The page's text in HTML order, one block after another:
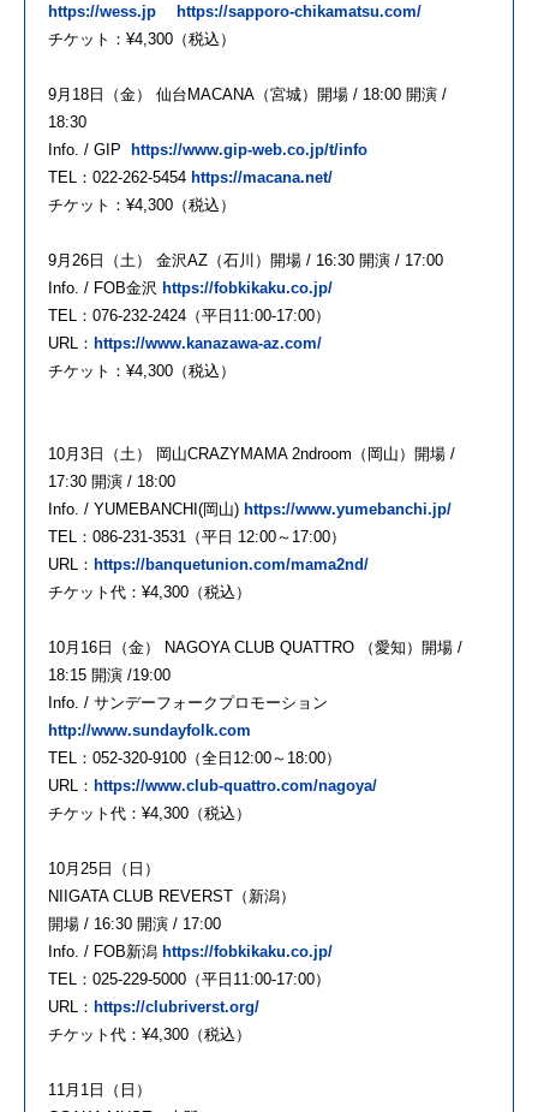
https://wess.jp
https://sapporo-chikamatsu.com/
チケット：¥4,300（税込）
9月18日（金） 仙台MACANA（宮城）開場 / 18:00 開演 /
18:30
Info. / GIP https://www.gip-web.co.jp/t/info
TEL：022-262-5454 https://macana.net/
チケット：¥4,300（税込）
9月26日（土） 金沢AZ（石川）開場 / 16:30 開演 / 17:00
Info. / FOB金沢 https://fobkikaku.co.jp/
TEL：076-232-2424（平日11:00-17:00）
URL： https://www.kanazawa-az.com/
チケット：¥4,300（税込）
10月3日（土） 岡山CRAZYMAMA 2ndroom（岡山）開場 /
17:30 開演 / 18:00
Info. / YUMEBANCHI(岡山) https://www.yumebanchi.jp/
TEL：086-231-3531（平日 12:00～17:00）
URL： https://banquetunion.com/mama2nd/
チケット代：¥4,300（税込）
10月16日（金） NAGOYA CLUB QUATTRO （愛知）開場 /
18:15 開演 /19:00
Info. / サンデーフォークプロモーション
http://www.sundayfolk.com
TEL：052-320-9100（全日12:00～18:00）
URL： https://www.club-quattro.com/nagoya/
チケット代：¥4,300（税込）
10月25日（日）
NIIGATA CLUB REVERST（新潟）
開場 / 16:30 開演 / 17:00
Info. / FOB新潟 https://fobkikaku.co.jp/
TEL：025-229-5000（平日11:00-17:00）
URL： https://clubriverst.org/
チケット代：¥4,300（税込）
11月1日（日）